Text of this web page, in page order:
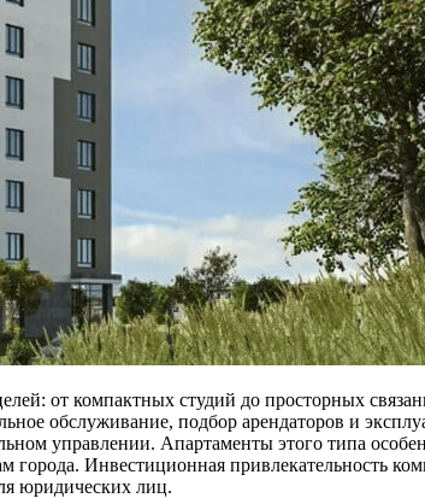
от компактных студий до просторных
обслуживание, подбор арендаторов и
управлении. Апартаменты этого типа
Инвестиционная привлекательность
юридических лиц.